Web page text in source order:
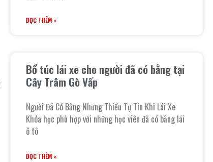
ĐỌC THÊM »
Bổ túc lái xe cho người đã có bằng tại
Cây Trâm Gò Vấp
Người Đã Có Bằng Nhưng Thiếu Tự Tin Khi Lái Xe
Khóa học phù hợp với những học viên đã có bằng lái
ô tô
ĐỌC THÊM »